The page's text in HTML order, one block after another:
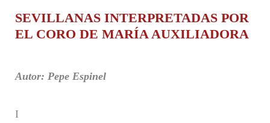
SEVILLANAS INTERPRETADAS POR
EL CORO DE MARÍA AUXILIADORA
Autor: Pepe Espinel
I